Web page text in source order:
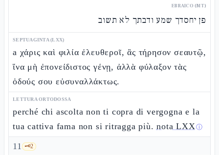
EBRAICO (MT)
פן יחסדך שמע ודבתך לא תשוב
SEPTUAGINTA (LXX)
a χάρις καὶ φιλία ἐλευθεροῖ, ἃς τήρησον σεαυτῷ,
ἵνα μὴ ἐπονείδιστος γένῃ, ἀλλὰ φύλαξον τὰς
ὁδούς σου εὐσυναλλάκτως.
LETTURA ORTODOSSA
perché chi ascolta non ti copra di vergogna e la
tua cattiva fama non si ritragga più.nota LXXⓘ
11 🗝️2